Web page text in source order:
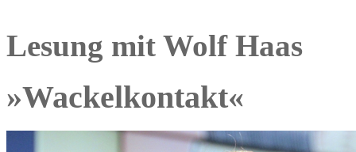
Lesung mit Wolf Haas
»Wackelkontakt«